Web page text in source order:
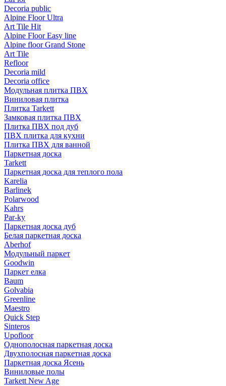
Decoria public
Alpine Floor Ultra
Art Tile Hit
Alpine Floor Easy line
Alpine floor Grand Stone
Art Tile
Refloor
Decoria mild
Decoria office
Модульная плитка ПВХ
Виниловая плитка
Плитка Tarkett
Замковая плитка ПВХ
Плитка ПВХ под дуб
ПВХ плитка для кухни
Плитка ПВХ для ванной
Паркетная доска
Tarkett
Паркетная доска для теплого пола
Karelia
Barlinek
Polarwood
Kahrs
Par-ky
Паркетная доска дуб
Белая паркетная доска
Aberhof
Модульный паркет
Goodwin
Паркет елка
Baum
Golvabia
Greenline
Maestro
Quick Step
Sinteros
Upofloor
Однополосная паркетная доска
Двухполосная паркетная доска
Паркетная доска Ясень
Виниловые полы
Tarkett New Age